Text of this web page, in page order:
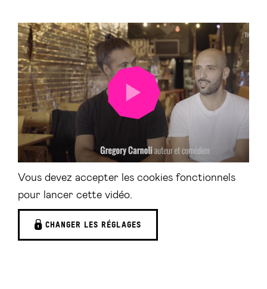
LANCER
VIDÉO
Vous devez accepter les cookies fonctionnels
pour lancer cette vidéo.
CHANGER LES RÉGLAGES